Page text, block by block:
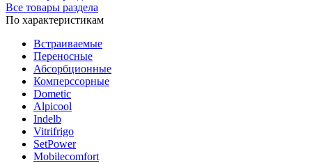
Все товары раздела
По характеристикам
Встраиваемые
Переносные
Абсорбционные
Комперссорные
Dometic
Alpicool
Indelb
Vitrifrigo
SetPower
Mobilecomfort